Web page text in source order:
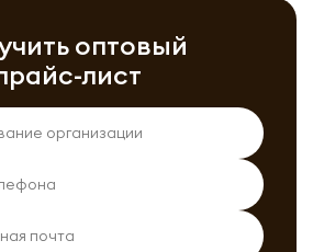
оптовый
лист